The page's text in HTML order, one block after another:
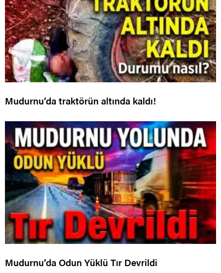
Mudurnu’da traktörün altında kaldı!
Mudurnu’da Odun Yüklü Tır Devrildi